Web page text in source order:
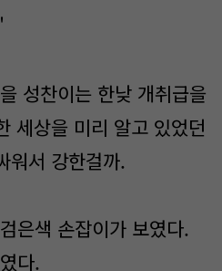
성찬이는 한낮 개취급을
세상을 미리 알고 있었던
워서 강한걸까.
은색 손잡이가 보였다.
다.